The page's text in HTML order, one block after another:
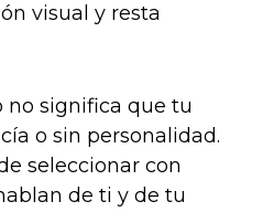
visual y resta
no significa que tu
o sin personalidad.
seleccionar con
de ti y de tu